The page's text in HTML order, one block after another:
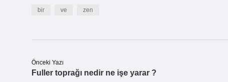
bir ve zen
Önceki Yazı
Fuller toprağı nedir ne işe yarar ?